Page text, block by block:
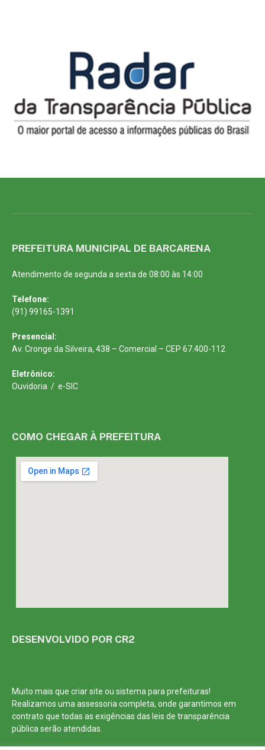
PREFEITURA MUNICIPAL DE BARCARENA
Atendimento de segunda a sexta de 08:00 às 14:00
Telefone:
(91) 99165-1391
Presencial:
Av. Cronge da Silveira, 438 – Comercial – CEP 67.400-112
Eletrônico:
Ouvidoria / e-SIC
COMO CHEGAR À PREFEITURA
DESENVOLVIDO POR CR2
Muito mais que criar site ou sistema para prefeituras!
Realizamos umaassessoriacompleta, onde garantimos em
contrato que todas as exigências das leis de transparência
públicaserão atendidas.